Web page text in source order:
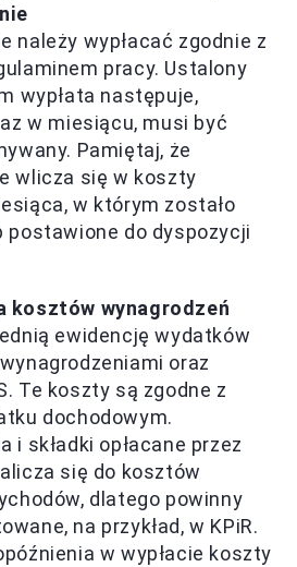
należy wypłacać zgodnie z
pracy. Ustalony
wypłata następuje,
w miesiącu, musi być
Pamiętaj, że
wlicza się w koszty
w którym zostało
postawione do dyspozycji
kosztów wynagrodzeń
ewidencję wydatków
oraz
Te koszty są zgodne z
dochodowym.
i składki opłacane przez
się do kosztów
dlatego powinny
na przykład, w KPiR.
w wypłacie koszty